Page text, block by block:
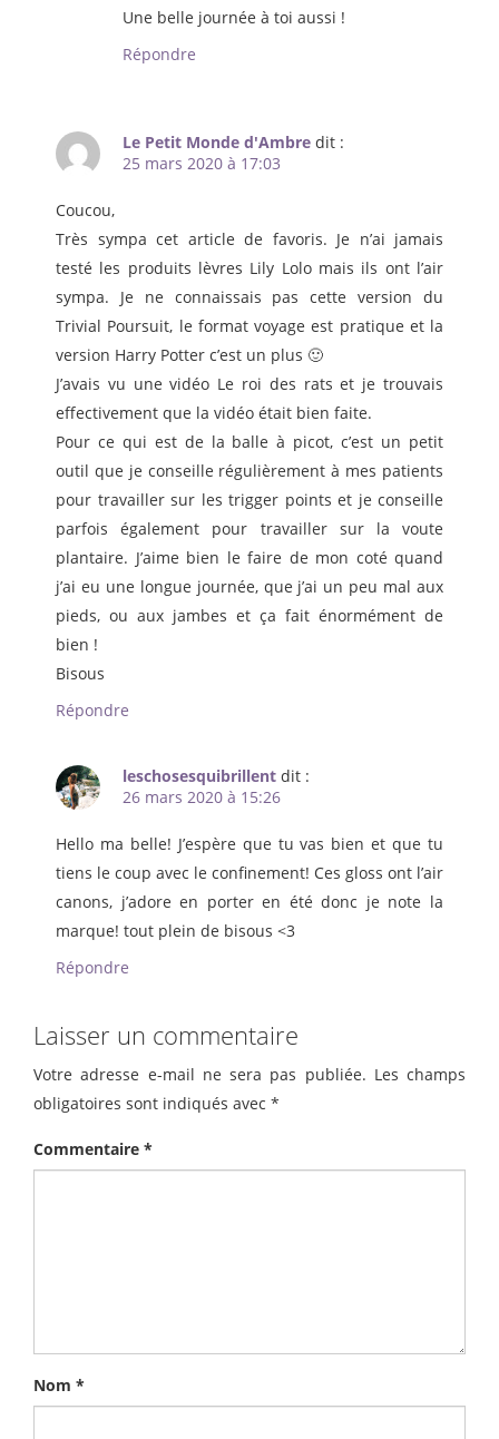
Une belle journée à toi aussi !
Répondre
Le Petit Monde d'Ambre dit :
25 mars 2020 à 17:03
Coucou,
Très sympa cet article de favoris. Je n’ai jamais
testé les produits lèvres Lily Lolo mais ils ont l’air
sympa. Je ne connaissais pas cette version du
Trivial Poursuit, le format voyage est pratique et la
version Harry Potter c’est un plus 🙂
J’avais vu une vidéo Le roi des rats et je trouvais
effectivement que la vidéo était bien faite.
Pour ce qui est de la balle à picot, c’est un petit
outil que je conseille régulièrement à mes patients
pour travailler sur les trigger points et je conseille
parfois également pour travailler sur la voute
plantaire. J’aime bien le faire de mon coté quand
j’ai eu une longue journée, que j’ai un peu mal aux
pieds, ou aux jambes et ça fait énormément de
bien !
Bisous
Répondre
leschosesquibrillent dit :
26 mars 2020 à 15:26
Hello ma belle! J’espère que tu vas bien et que tu
tiens le coup avec le confinement! Ces gloss ont l’air
canons, j’adore en porter en été donc je note la
marque! tout plein de bisous <3
Répondre
Laisser un commentaire
Votre adresse e-mail ne sera pas publiée. Les champs
obligatoires sont indiqués avec *
Commentaire *
Nom *